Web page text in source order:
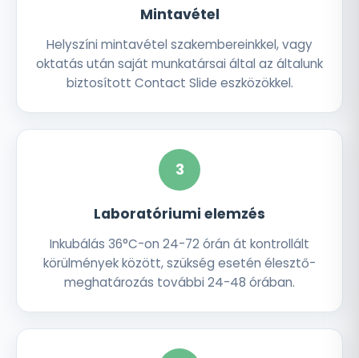
Mintavétel
Helyszíni mintavétel szakembereinkkel, vagy
oktatás után saját munkatársai által az általunk
biztosított Contact Slide eszközökkel.
3
Laboratóriumi elemzés
Inkubálás 36°C-on 24-72 órán át kontrollált
körülmények között, szükség esetén élesztő-
meghatározás további 24-48 órában.